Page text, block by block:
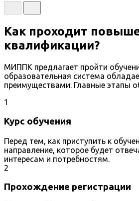
Как проходит
квалификации?
МИППК предлагает пройти
образовательная система
преимуществами. Главные этапы
1
Курс обучения
Перед тем, как приступить к
направление, которое будет
интересам и потребностям.
2
Прохождение регистрации